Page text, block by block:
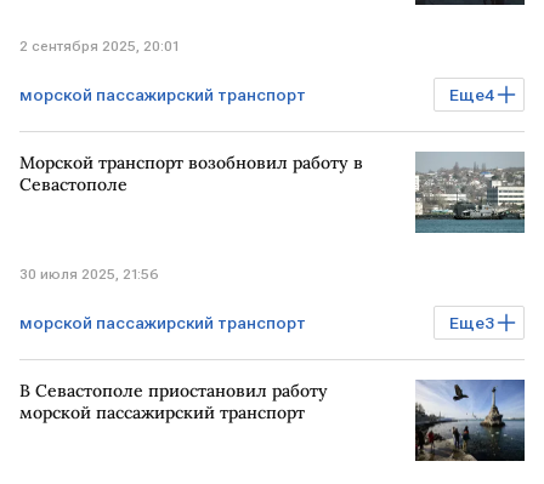
2 сентября 2025, 20:01
Еще4
морской пассажирский транспорт
Происшествия СЕВАСТОПОЛЬ
движение
Морской транспорт возобновил работу в
Севастополе
30 июля 2025, 21:56
Еще3
морской пассажирский транспорт
Происшествия СЕВАСТОПОЛЬ
работа
В Севастополе приостановил работу
морской пассажирский транспорт